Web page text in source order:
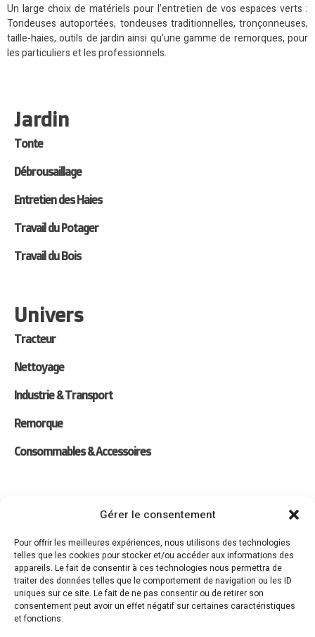
Gérer le consentement
Pour offrir les meilleures expériences, nous utilisons des technologies
telles que les cookies pour stocker et/ou accéder aux informations des
appareils. Le fait de consentir à ces technologies nous permettra de
traiter des données telles que le comportement de navigation ou les ID
uniques sur ce site. Le fait de ne pas consentir ou de retirer son
consentement peut avoir un effet négatif sur certaines caractéristiques
et fonctions.
Un large choix de matériels pour l’entretien de vos espaces verts :
Tondeuses autoportées, tondeuses traditionnelles, tronçonneuses,
taille-haies, outils de jardin ainsi qu’une gamme de remorques, pour
les particuliers et les professionnels.
Jardin
Tonte
Débrousaillage
Entretien des Haies
Travail du Potager
Travail du Bois
Univers
Tracteur
Nettoyage
Industrie & Transport
Remorque
Consommables & Accessoires
Forfaits Entretien
Actualités
Recrutement